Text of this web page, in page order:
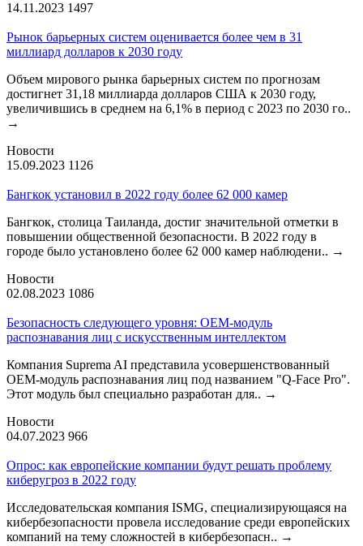
14.11.2023 1497
Рынок барьерных систем оценивается более чем в 31
миллиард долларов к 2030 году
Объем мирового рынка барьерных систем по прогнозам
достигнет 31,18 миллиарда долларов США к 2030 году,
увеличившись в среднем на 6,1% в период с 2023 по 2030 го..
→
Новости
15.09.2023 1126
Бангкок установил в 2022 году более 62 000 камер
Бангкок, столица Таиланда, достиг значительной отметки в
повышении общественной безопасности. В 2022 году в
городе было установлено более 62 000 камер наблюдени.. →
Новости
02.08.2023 1086
Безопасность следующего уровня: OEM-модуль
распознавания лиц с искусственным интеллектом
Компания Suprema AI представила усовершенствованный
OEM-модуль распознавания лиц под названием "Q-Face Pro".
Этот модуль был специально разработан для.. →
Новости
04.07.2023 966
Опрос: как европейские компании будут решать проблему
киберугроз в 2022 году
Исследовательская компания ISMG, специализирующаяся на
кибербезопасности провела исследование среди европейских
компаний на тему сложностей в кибербезопасн.. →